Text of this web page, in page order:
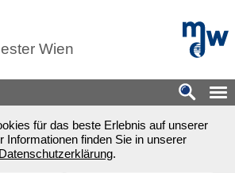
Wien
mdw -
für das beste Erlebnis auf unserer
Informationen finden Sie in unserer
Datenschutzerklärung.